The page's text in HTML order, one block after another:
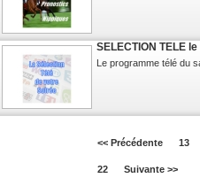
SELECTION TELE
Le programme télé du
<< Précédente 13
22 Suivante >>